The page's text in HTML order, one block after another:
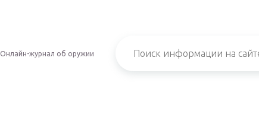
Онлайн-журнал об оружии